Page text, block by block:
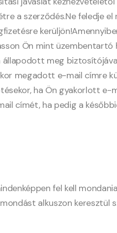
a szerződés.Ne feledje
Ön mint
állapodott meg
megadott e-mail címre
ha Ön gyakorlott e-
címét, ha pedig a
fel kell
alkuszon keresztül